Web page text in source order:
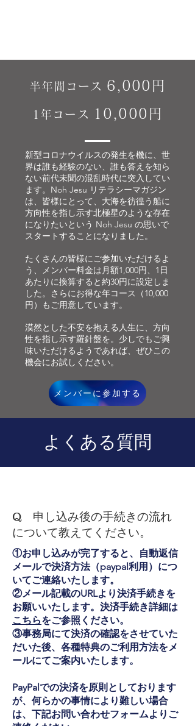
半年間コース 6,000円
​1年コース 10,000円
新型コロナウイルスの発生を機に、世
界は誰も経験のない、誰も答えを知ら
ない前代未聞の混乱時代に突入してい
ます。Noh Jesu リテラシーマガジン
は、皆様にとって、大海を彷徨う船に
方向性を指し示す北極星のような存在
になりたいという Noh Jesu の思いで
スタートすることになりました。
たくさんの皆様にご参加いただけるよ
う、メンバー料金は月額1,000円、1日
あたりに換算すると約30円に設定しま
した。さらにお得な年コース（10,000
円）もご用意しています。
漠然とした不安を抱える人生に、方向
性を指し示す羅針盤を。少しでもご興
味いただけるようであれば、ぜひこの
機会にお試しください。
メンバーに参加する
よくある質問
Q 申し込み後の手続きの流れ
について教えてください。
①お申し込みが完了すると、自動返信
メールで決済方法（paypal利用）につ
いてご連絡いたします。
②メール記載のURLより決済手続きを
お願いいたします。決済手続き詳細は
こちらをご参照ください。
​③事務局にて決済の確認をさせていた
だいた後、各種特典のご利用方法をメ
ールにてご案内いたします。
PayPalでの決済を原則としております
が、何らかの事情により難しい場合
は、下記お問い合わせフォームよりご